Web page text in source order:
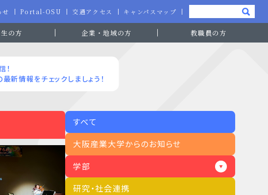
せ Portal-OSU 交通アクセス キャンパスマップ
の方 企業・地域の方 教職員の方
！
新情報をチェックしましょう！
すべて
大阪産業大学からのお知らせ
学部
研究・社会連携